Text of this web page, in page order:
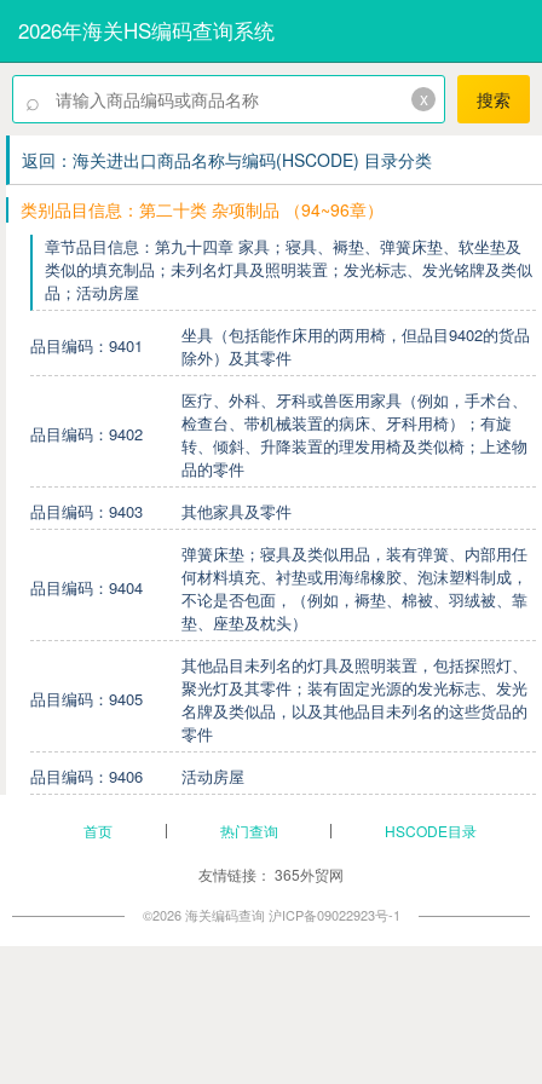
2026年海关HS编码查询系统
⌕ x 搜索
返回：海关进出口商品名称与编码(HSCODE) 目录分类
类别品目信息：第二十类 杂项制品 （94~96章）
章节品目信息：第九十四章 家具；寝具、褥垫、弹簧床垫、软坐垫及
类似的填充制品；未列名灯具及照明装置；发光标志、发光铭牌及类似
品；活动房屋
品目编码：9401
坐具（包括能作床用的两用椅，但品目9402的货品
除外）及其零件
品目编码：9402
医疗、外科、牙科或兽医用家具（例如，手术台、
检查台、带机械装置的病床、牙科用椅）；有旋
转、倾斜、升降装置的理发用椅及类似椅；上述物
品的零件
品目编码：9403
其他家具及零件
品目编码：9404
弹簧床垫；寝具及类似用品，装有弹簧、内部用任
何材料填充、衬垫或用海绵橡胶、泡沫塑料制成，
不论是否包面，（例如，褥垫、棉被、羽绒被、靠
垫、座垫及枕头）
品目编码：9405
其他品目未列名的灯具及照明装置，包括探照灯、
聚光灯及其零件；装有固定光源的发光标志、发光
名牌及类似品，以及其他品目未列名的这些货品的
零件
品目编码：9406
活动房屋
首页 热门查询 HSCODE目录
友情链接： 365外贸网
©2026 海关编码查询 沪ICP备09022923号-1